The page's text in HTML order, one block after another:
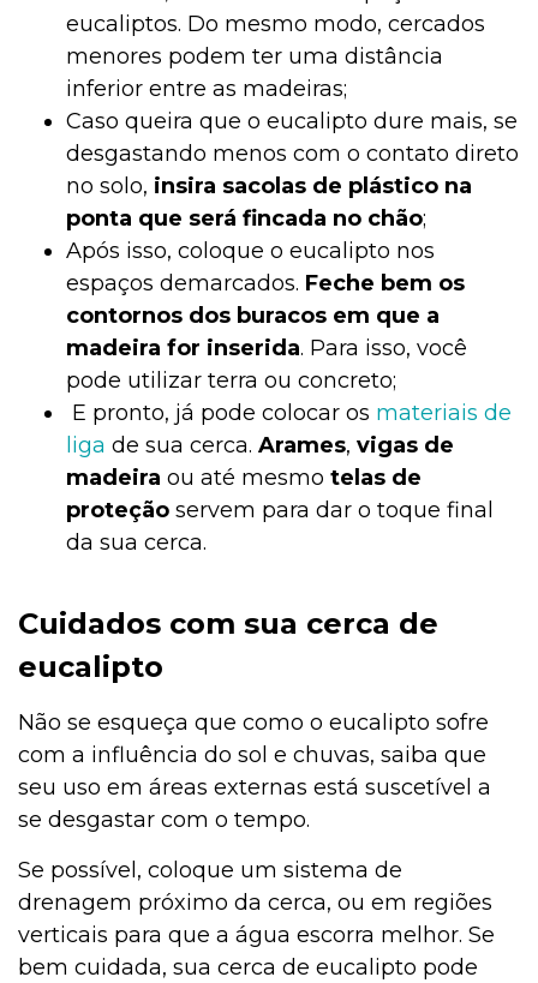
eucaliptos. Do mesmo modo, cercados
menores podem ter uma distância
inferior entre as madeiras;
Caso queira que o eucalipto dure mais, se
desgastando menos com o contato direto
no solo, insira sacolas de plástico na
ponta que será fincada no chão;
Após isso, coloque o eucalipto nos
espaços demarcados. Feche bem os
contornos dos buracos em que a
madeira for inserida. Para isso, você
pode utilizar terra ou concreto;
E pronto, já pode colocar os materiais de
liga de sua cerca. Arames, vigas de
madeira ou até mesmo telas de
proteção servem para dar o toque final
da sua cerca.
Cuidados com sua cerca de
eucalipto
Não se esqueça que como o eucalipto sofre
com a influência do sol e chuvas, saiba que
seu uso em áreas externas está suscetível a
se desgastar com o tempo.
Se possível, coloque um sistema de
drenagem próximo da cerca, ou em regiões
verticais para que a água escorra melhor. Se
bem cuidada, sua cerca de eucalipto pode